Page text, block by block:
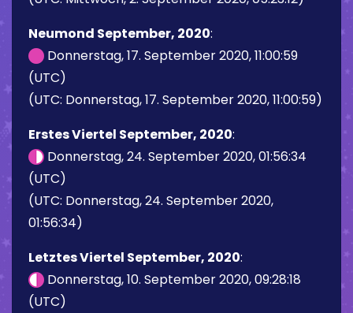
Neumond September, 2020:
Donnerstag, 17. September 2020, 11:00:59
(UTC)
(UTC: Donnerstag, 17. September 2020, 11:00:59)
Erstes Viertel September, 2020:
Donnerstag, 24. September 2020, 01:56:34
(UTC)
(UTC: Donnerstag, 24. September 2020,
01:56:34)
Letztes Viertel September, 2020:
Donnerstag, 10. September 2020, 09:28:18
(UTC)